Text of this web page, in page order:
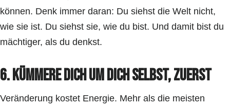
können. Denk immer daran: Du siehst die Welt nicht,
wie sie ist. Du siehst sie, wie du bist. Und damit bist du
mächtiger, als du denkst.
6. Kümmere dich um dich selbst, zuerst
Veränderung kostet Energie. Mehr als die meisten